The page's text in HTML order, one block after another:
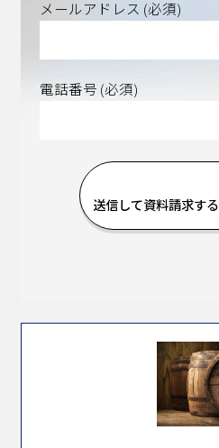
メールアドレス (必須)
電話番号 (必須)
送信して資料請求する